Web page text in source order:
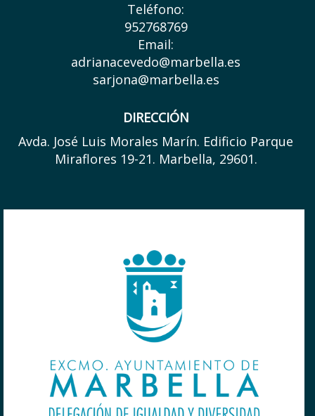
Teléfono:
952768769
Email:
adrianacevedo@marbella.es
sarjona@marbella.es
DIRECCIÓN
Avda. José Luis Morales Marín. Edificio Parque
Miraflores 19-21. Marbella, 29601.